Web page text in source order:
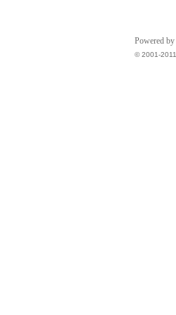
Powered by
© 2001-2011